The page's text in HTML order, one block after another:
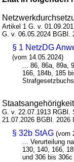
Artikel 1 G. v.
G. v. 06.05.2024 BGBl.
§ 1 NetzDG
(vom 14.05.2024)
... 86, 86a, 89a,
166, 184b, 185
G. v. 22.07.1913 RGBl.
21.07.2026 BGBl. 2026
§ 32b StAG (vom
... Verurteilung
130, 140, 166,
und 306 bis